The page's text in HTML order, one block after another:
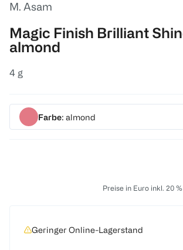
M. Asam
Magic Finish Brilliant
almond
4 g
Farbe: almond
Preise in Euro inkl. 20
Geringer Online-Lagerstand